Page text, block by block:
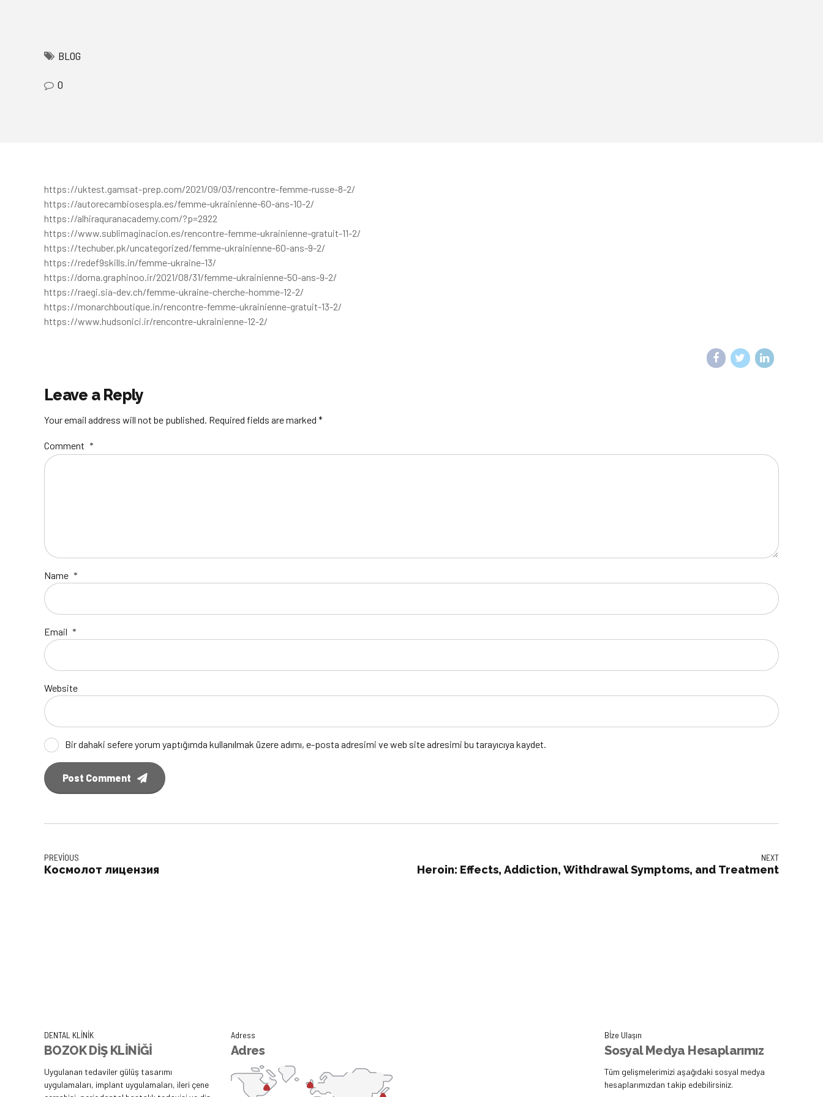
BLOG
0
https://uktest.gamsat-prep.com/2021/09/03/rencontre-femme-russe-8-2/
https://autorecambiosespla.es/femme-ukrainienne-60-ans-10-2/
https://alhiraquranacademy.com/?p=2922
https://www.sublimaginacion.es/rencontre-femme-ukrainienne-gratuit-11-2/
https://techuber.pk/uncategorized/femme-ukrainienne-60-ans-9-2/
https://redef9skills.in/femme-ukraine-13/
https://dorna.graphinoo.ir/2021/08/31/femme-ukrainienne-50-ans-9-2/
https://raegi.sia-dev.ch/femme-ukraine-cherche-homme-12-2/
https://monarchboutique.in/rencontre-femme-ukrainienne-gratuit-13-2/
https://www.hudsonici.ir/rencontre-ukrainienne-12-2/
Leave a Reply
Your email address will not be published. Required fields are marked *
Comment *
Name *
Email *
Website
Bir dahaki sefere yorum yaptığımda kullanılmak üzere adımı, e-posta adresimi ve web site adresimi bu tarayıcıya kaydet.
Post Comment
PREVIOUS
Космолот лицензия
NEXT
Heroin: Effects, Addiction, Withdrawal Symptoms, and Treatment
DENTAL KLİNİK
BOZOK DİŞ KLİNİĞİ
Uygulanan tedaviler gülüş tasarımı
uygulamaları, implant uygulamaları, ileri çene
Adress
Adres
Bİze Ulaşın
Sosyal Medya Hesaplarımız
Tüm gelişmelerimizi aşağıdaki sosyal medya
hesaplarımızdan takip edebilirsiniz.